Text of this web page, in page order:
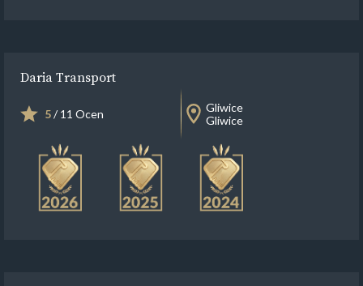
Daria Transport
5/ 11 Ocen
Gliwice
Gliwice